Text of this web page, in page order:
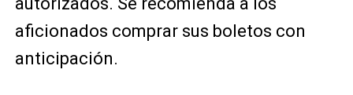
aficionados comprar sus boletos con
anticipación.